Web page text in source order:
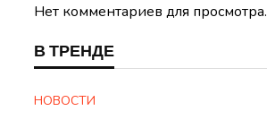
Нет комментариев для просмотра.
В ТРЕНДЕ
НОВОСТИ